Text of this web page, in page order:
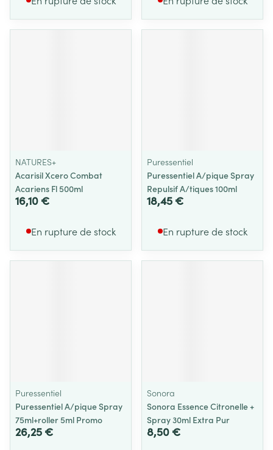
NATURES+
Acarisil Xcero Combat
Acariens Fl 500ml
16,10 €
En rupture de stock
Puressentiel
Puressentiel A/pique Spray
Repulsif A/tiques 100ml
18,45 €
En rupture de stock
Puressentiel
Puressentiel A/pique Spray
75ml+roller 5ml Promo
26,25 €
Sonora
Sonora Essence Citronelle +
Spray 30ml Extra Pur
8,50 €